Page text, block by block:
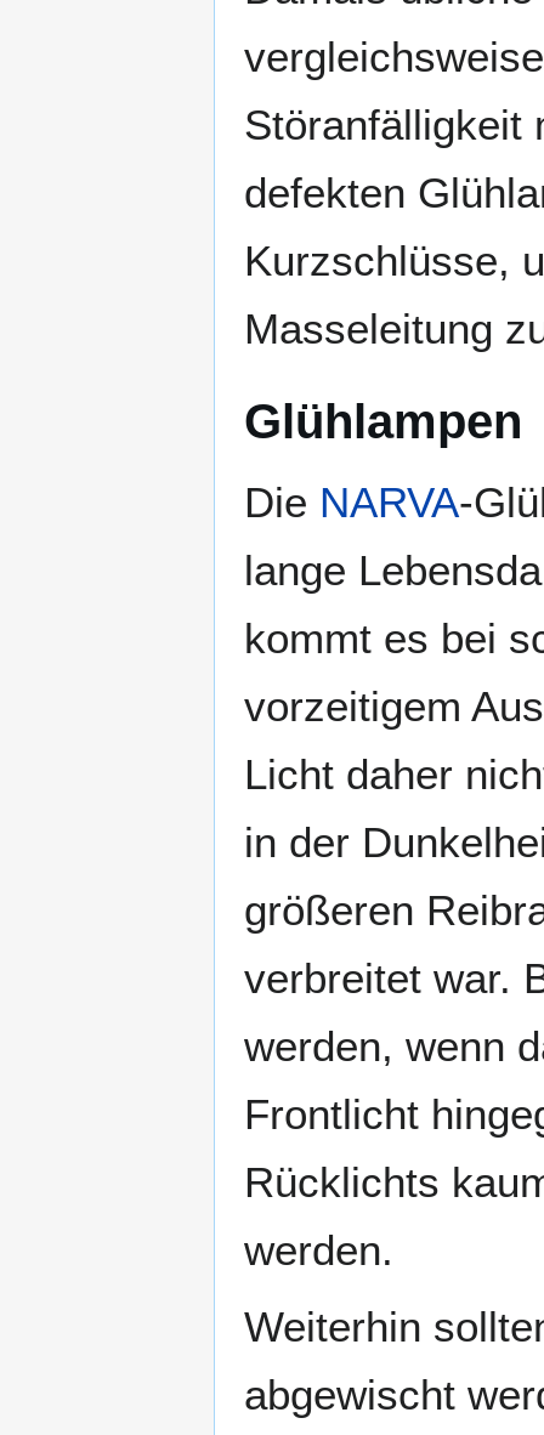
Störanfälligkeit
defekten
Kurzschlüsse,
Masseleitung
Glühlampen
Die NARVA-
lange
kommt es bei
vorzeitigem
Licht daher
in der
größeren
verbreitet war.
werden, wenn
Frontlicht
Rücklichts
werden.
Weiterhin
abgewischt